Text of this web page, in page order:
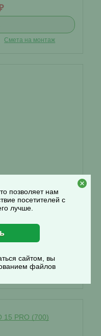
Смета на монтаж
15 PRO (700)
позволяет нам
посетителей с
лучше.
сайтом, вы
файлов